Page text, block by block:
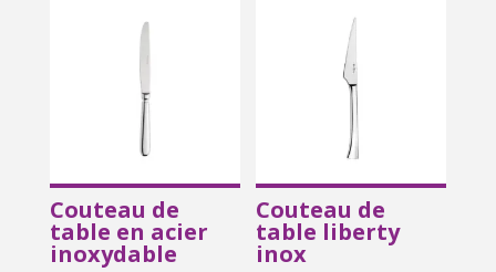
Couteau de
table en acier
inoxydable
Couteau de
table liberty
inox